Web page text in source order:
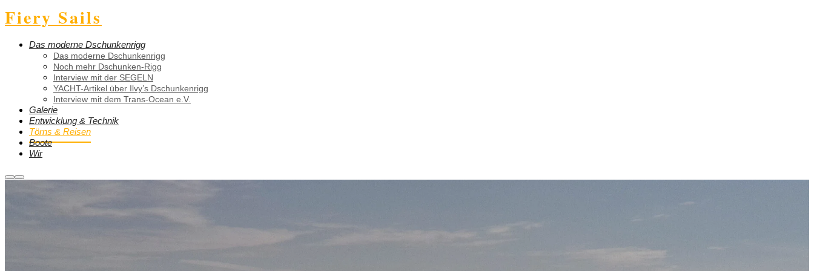
Fiery Sails
Das moderne Dschunkenrigg
Das moderne Dschunkenrigg
Noch mehr Dschunken-Rigg
Interview mit der SEGELN
YACHT-Artikel über Ilvy’s Dschunkenrigg
Interview mit dem Trans-Ocean e.V.
Galerie
Entwicklung & Technik
Törns & Reisen
Boote
Wir
Weitere
Hauptmenü